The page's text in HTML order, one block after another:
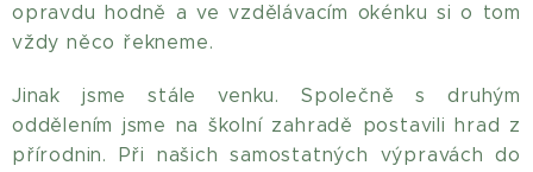
opravdu hodně a ve vzdělávacím okénku si o tom
vždy něco řekneme.
Jinak jsme stále venku. Společně s druhým
oddělením jsme na školní zahradě postavili hrad z
přírodnin. Při našich samostatných výpravách do